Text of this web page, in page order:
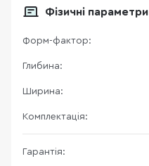
Фізичні параметри
Форм-фактор:
Глибина:
Ширина:
Комплектація:
Гарантія: